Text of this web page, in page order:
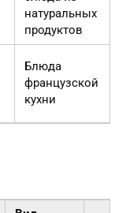
натуральных
продуктов
Блюда
французской
кухни